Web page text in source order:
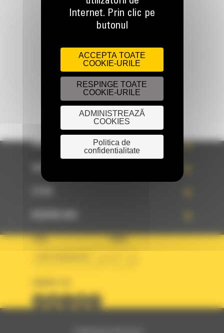
Apelati-ne
0800 89 10 10
Scrieti-ne
TRIMITETI O CERERE
PRODUSE
TARA LIMBA
Internet. Prin clic pe
butonul
ACCEPTA TOATE
COOKIE-URILE
RESPINGE TOATE
COOKIE-URILE
ADMINISTREAZĂ
COOKIES
Politica de
confidentialitate